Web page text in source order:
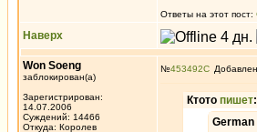
Ответы на этот пост:
Наверх
Won Soeng
заблокирован(а)
Зарегистрирован:
14.07.2006
Суждений: 14466
Откуда: Королев
№453492
Ктото пишет:
German